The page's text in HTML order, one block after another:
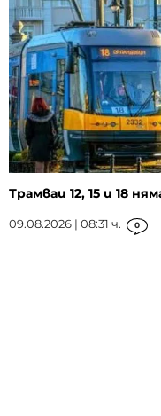
Трамваи 12, 15 и 18
09.08.2026 | 08:31 ч. 0